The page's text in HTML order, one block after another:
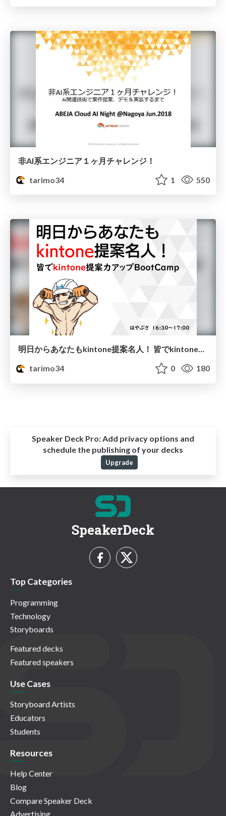
非AI系エンジニア１ヶ月チャレンジ！
tarimo34
1 550
明日からあなたもkintone提案名人！ 皆でkintone提案力アップBootCamp
tarimo34
0 180
Speaker Deck Pro:Add privacy options and
schedule the publishing of your decks
Upgrade
SpeakerDeck
Top Categories
Programming
Technology
Storyboards
Featured decks
Featured speakers
Use Cases
Storyboard Artists
Educators
Students
Resources
Help Center
Blog
Compare Speaker Deck
Advertising